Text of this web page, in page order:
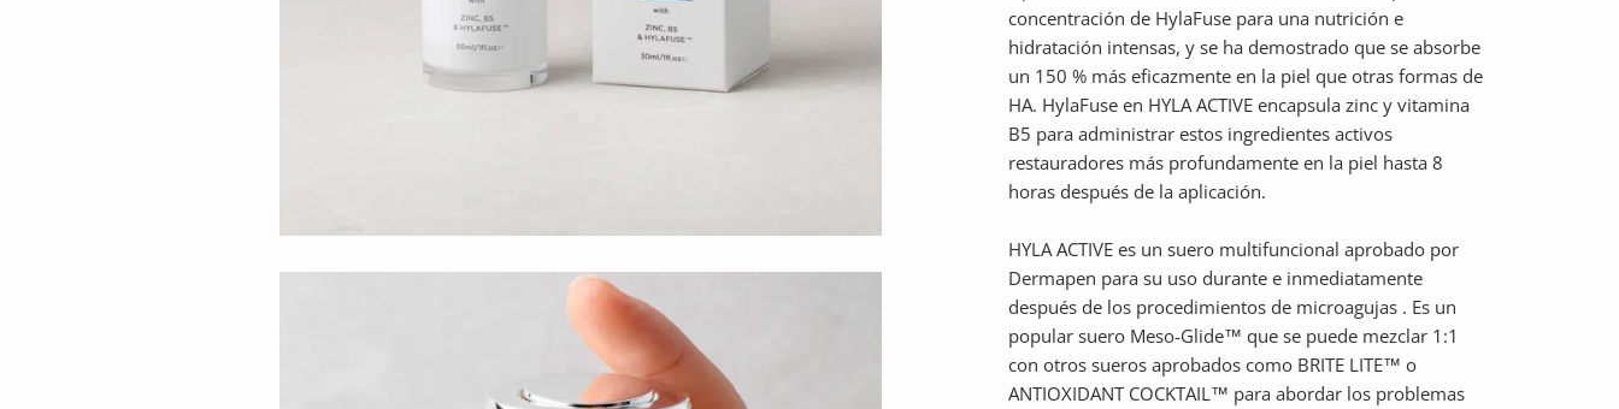
concentración de HylaFuse para una nutrición e
hidratación intensas, y se ha demostrado que se absorbe
un 150 % más eficazmente en la piel que otras formas de
HA. HylaFuse en HYLA ACTIVE encapsula zinc y vitamina
B5 para administrar estos ingredientes activos
restauradores más profundamente en la piel hasta 8
horas después de la aplicación.
HYLA ACTIVE es un suero multifuncional aprobado por
Dermapen para su uso durante e inmediatamente
después de los procedimientos de microagujas . Es un
popular suero Meso-Glide™ que se puede mezclar 1:1
con otros sueros aprobados como BRITE LITE™ o
ANTIOXIDANT COCKTAIL™ para abordar los problemas